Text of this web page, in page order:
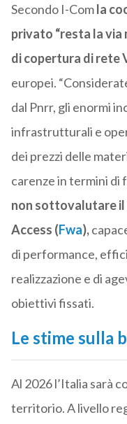
Secondo I-Comla
privato “resta la via
di copertura di rete
europei.
dal Pnrr, gli enormi
infrastrutturali e
dei prezzi delle
carenze in termini di
non sottovalutare il
Access (Fwa),
di performance,
realizzazione e di
obiettivi fissati.
Le stime sulla
Al 2026 l’Italia sarà
territorio. A livello